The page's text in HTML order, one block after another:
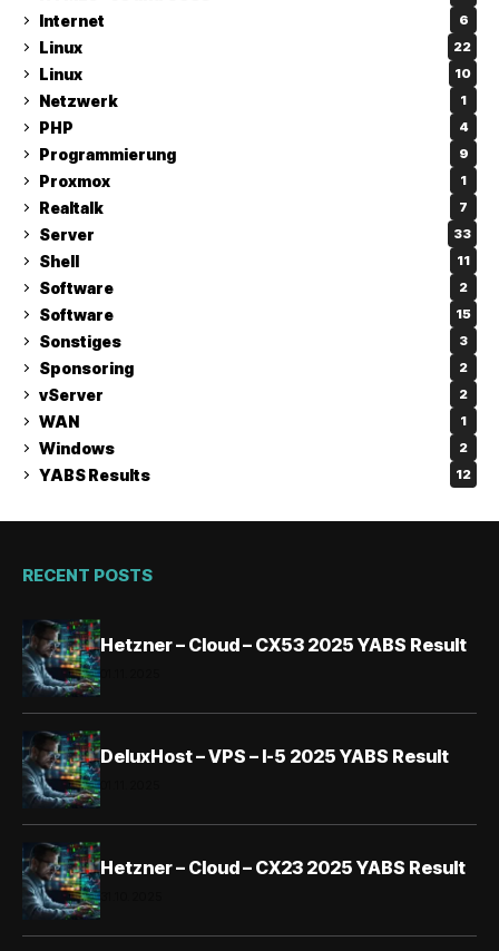
Internet 6
Linux 22
Linux 10
Netzwerk 1
PHP 4
Programmierung 9
Proxmox 1
Realtalk 7
Server 33
Shell 11
Software 2
Software 15
Sonstiges 3
Sponsoring 2
vServer 2
WAN 1
Windows 2
YABS Results 12
RECENT POSTS
Hetzner – Cloud – CX53 2025 YABS Result
DeluxHost – VPS – I-5 2025 YABS Result
Hetzner – Cloud – CX23 2025 YABS Result